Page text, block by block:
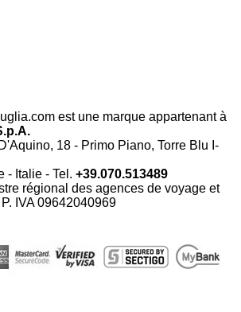
est une marque appartenant à
18 - Primo Piano, Torre Blu I-
- Italie - Tel. +39.070.513489
régional des agences de voyage et
IVA09642040969